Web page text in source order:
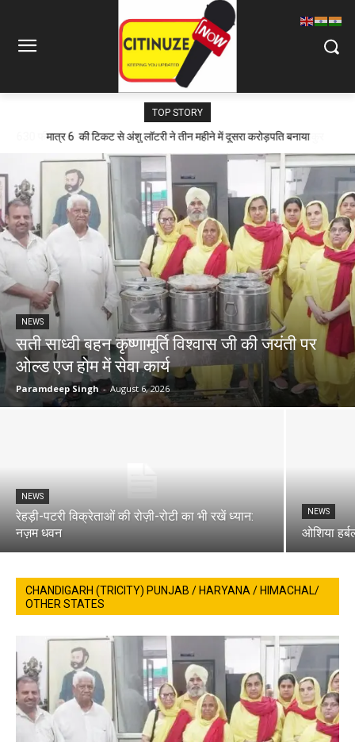
TOP STORY
मात्र 6 ₹ की टिकट से अंशु लॉटरी ने तीन महीने में दूसरा करोड़पति बनाया
NEWS
सती साध्वी बहन कृष्णामूर्ति विश्वास जी की जयंती पर
ओल्ड एज होम में सेवा कार्य
Paramdeep Singh - August 6, 2026
NEWS
रेहड़ी-पटरी विक्रेताओं की रोज़ी-रोटी का भी रखें ध्यान:
नज़म धवन
NEWS
ओशिया
CHANDIGARH (TRICITY) PUNJAB / HARYANA / HIMACHAL/
OTHER STATES